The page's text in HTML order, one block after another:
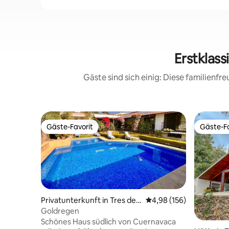
Gäste sind sich einig: Diese
Gäste-Favorit
Gäste-Favorit
Privatunterkunft in Tres de
Mayo
Durchschnittliche
4,98 (156)
Goldregen
Schönes Haus südlich von Cuernavaca
Gäste-
Gäste-